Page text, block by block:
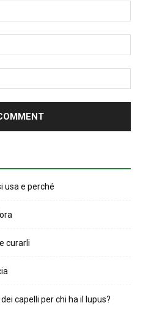
usa e perché
curarli
capelli per chi ha il lupus?